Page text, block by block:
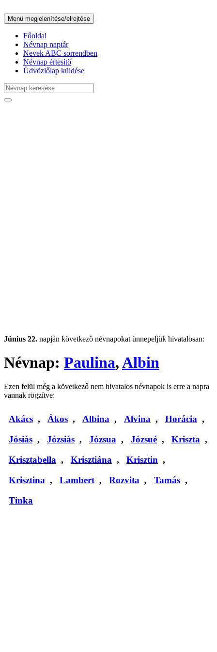
Menü megjelenítése/elrejtése
Főoldal
Névnap naptár
Nevek ABC sorrendben
Névnap értesítő
Üdvözlőlap küldése
Június 22. napján következő névnapokat ünnepeljük hivatalosan:
Névnap: Paulina,Albin
Ezen felül még a következő nem hivatalos névnapok is erre a napra
vannak rögzítve:
Akács , Ákos , Albina , Alvina , Horácia ,
Jósiás , Józsiás , Józsua , Józsué , Kriszta ,
Krisztabella , Krisztiána , Krisztin ,
Krisztina , Lambert , Rozvita , Tamás ,
Tinka